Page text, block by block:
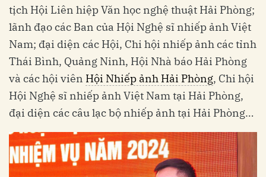
tịch Hội Liên hiệp Văn học nghệ thuật Hải Phòng;
lãnh đạo các Ban của Hội Nghệ sĩ nhiếp ảnh Việt
Nam; đại diện các Hội, Chi hội nhiếp ảnh các tỉnh
Thái Bình, Quảng Ninh, Hội Nhà báo Hải Phòng
và các hội viên Hội Nhiếp ảnh Hải Phòng, Chi hội
Hội Nghệ sĩ nhiếp ảnh Việt Nam tại Hải Phòng,
đại diện các câu lạc bộ nhiếp ảnh tại Hải Phòng…